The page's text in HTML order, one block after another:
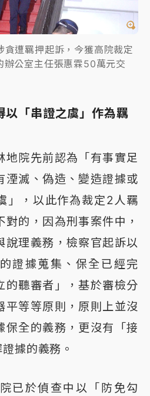
遭羈押起訴，今獲高院裁定
辦公室主任張惠霖50萬元交
以「串證之虞」作為羈
地院先前認為「有事實足
湮滅、偽造、變造證據或
」，以此作為裁定2人羈
的，因為刑事案件中，
說理義務，檢察官起訴以
證據蒐集、保全已經完
的聽審者」，基於審檢分
平等等原則，原則上並沒
保全的義務，更沒有「接
據的義務。
已於偵查中以「防免勾